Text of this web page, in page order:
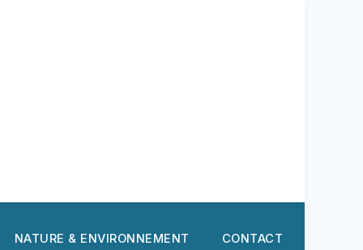
NATURE & ENVIRONNEMENT CONTACT